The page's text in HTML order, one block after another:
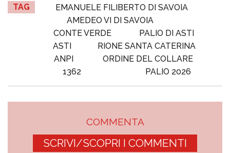
TAG
EMANUELE FILIBERTO DI SAVOIA
AMEDEO VI DI SAVOIA
CONTE VERDE
PALIO DI ASTI
ASTI
RIONE SANTA CATERINA
ANPI
ORDINE DEL COLLARE
1362
PALIO 2026
COMMENTA
SCRIVI/SCOPRI I COMMENTI